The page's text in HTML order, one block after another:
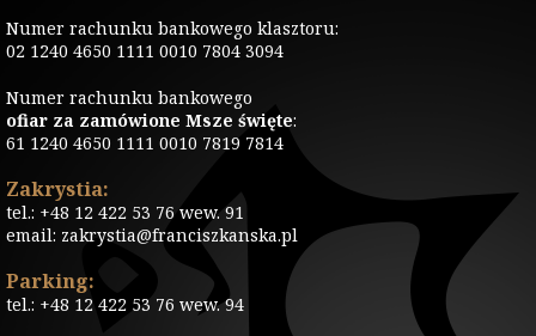
Numer rachunku bankowego klasztoru:
02 1240 4650 1111 0010 7804 3094
Numer rachunku bankowego
ofiar za zamówione Msze święte:
61 1240 4650 1111 0010 7819 7814
Zakrystia:
tel.: +48 12 422 53 76 wew. 91
email: zakrystia@franciszkanska.pl
Parking:
tel.: +48 12 422 53 76 wew. 94